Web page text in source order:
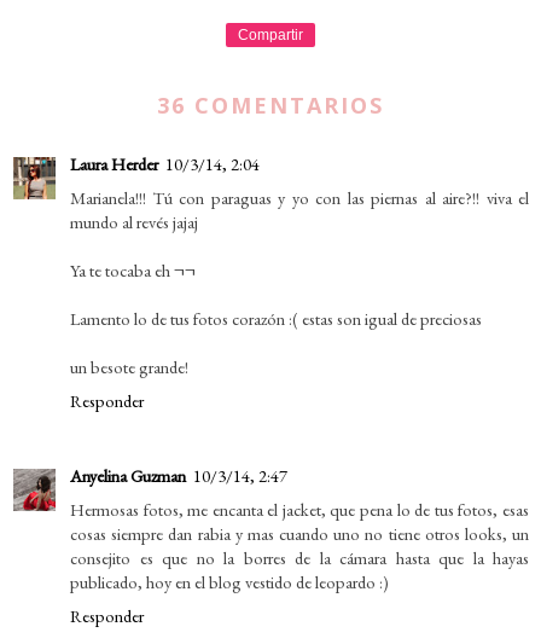
Compartir
36 COMENTARIOS
Laura Herder 10/3/14, 2:04
Marianela!!! Tú con paraguas y yo con las piernas al aire?!! viva el
mundo al revés jajaj
Ya te tocaba eh ¬¬
Lamento lo de tus fotos corazón :( estas son igual de preciosas
un besote grande!
Responder
Anyelina Guzman 10/3/14, 2:47
Hermosas fotos, me encanta el jacket, que pena lo de tus fotos, esas
cosas siempre dan rabia y mas cuando uno no tiene otros looks, un
consejito es que no la borres de la cámara hasta que la hayas
publicado, hoy en el blog vestido de leopardo :)
Responder